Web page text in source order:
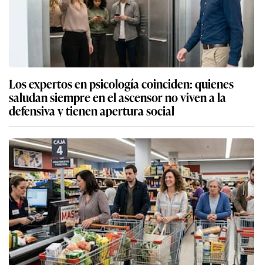
Los expertos en psicología coinciden: quienes
saludan siempre en el ascensor no viven a la
defensiva y tienen apertura social